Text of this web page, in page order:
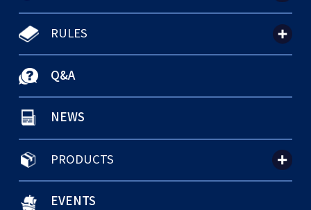
RULES
Q&A
NEWS
PRODUCTS
EVENTS